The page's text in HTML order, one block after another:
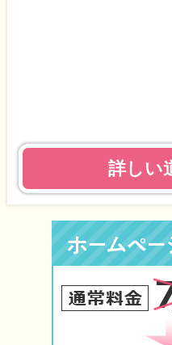
詳しい